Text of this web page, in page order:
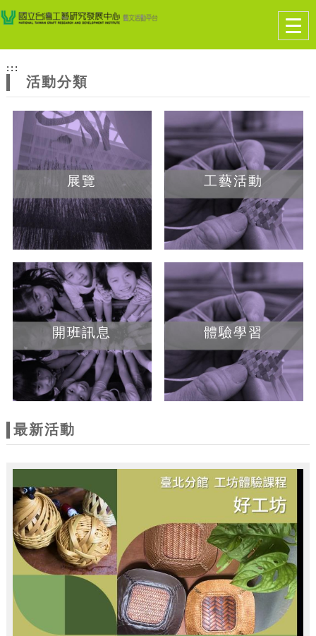
網
站
主
題
跳到主要內容
網站導覽
:::
活動分類
展覽 工藝活動
開班訊息 體驗學習
最新活動